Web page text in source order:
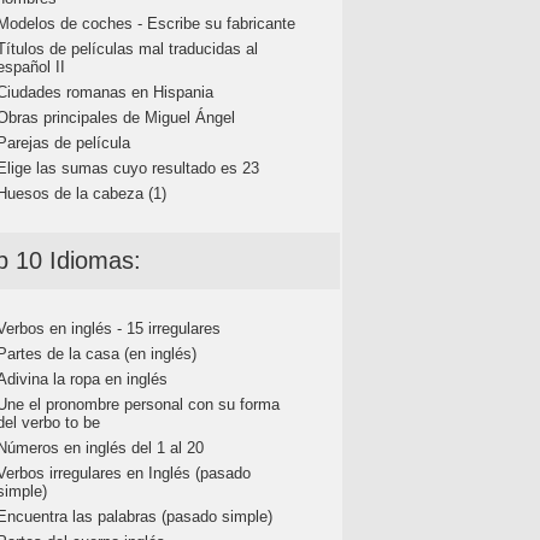
de coches - Escribe su fabricante
de películas mal traducidas al
II
romanas en Hispania
principales de Miguel Ángel
de película
las sumas cuyo resultado es 23
de la cabeza (1)
10 Idiomas:
en inglés - 15 irregulares
de la casa (en inglés)
la ropa en inglés
el pronombre personal con su forma
verbo to be
en inglés del 1 al 20
irregulares en Inglés (pasado
las palabras (pasado simple)